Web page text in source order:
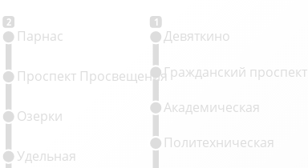
2 1
Удельная
Озерки
Проспект Просвещения
Парнас
Политехническая
Академическая
Гражданский проспект
Девяткино